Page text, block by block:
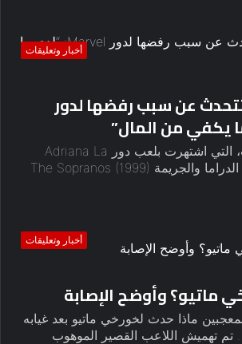
أخبار وتعليقات
عن سبب رفضها لدور
دريا دي ماتيوكشفت، التي اشتهرت بلعب دور Adriana La
Cerva في مسلسل الدراما والجريمة The Sopranos (1999)
أخبار وتعليقات
ماتيو؟ وأوضح الإصابة
ماذا حدث لخورخي ماتيو بعد غيابه
تم تهميش اللاعب القصير الموهوب